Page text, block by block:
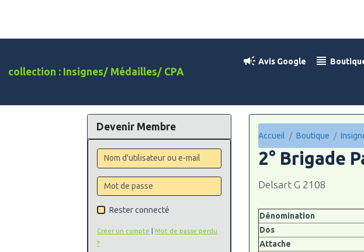
collection : Insignes/ Médailles/ CPA
Avis Google
Accueil Boutique
2° Brigade
Delsart G 2108
Dénomination
Dos
Attache
Devenir Membre
Rester connecté
Créer un compte
Mot de passe perdu
?